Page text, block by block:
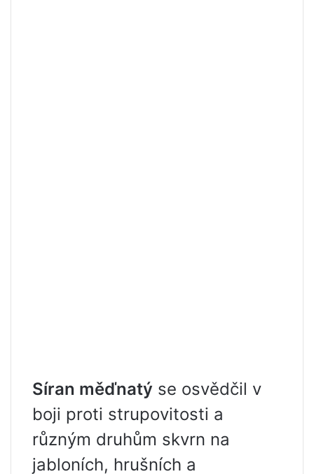
Síran měďnatý se osvědčil v
boji proti strupovitosti a
různým druhům skvrn na
jabloních, hrušních a